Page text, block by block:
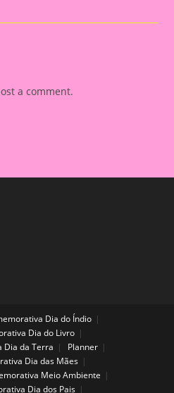
a comment.
Dia do Índio
Dia do Livro
Dia da Terra
Planner
Dia das Mães
Meio Ambiente
Dia dos Pais